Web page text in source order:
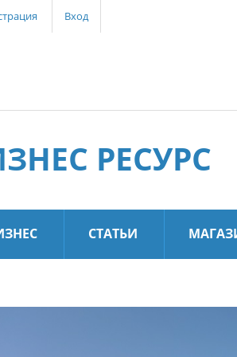
Вход
РЕСУРС
СТАТЬИ